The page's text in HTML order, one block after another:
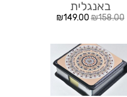
באנגלית
₪158.00
₪149.00